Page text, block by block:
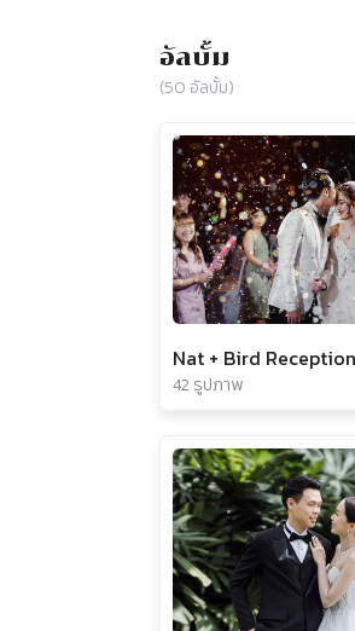
อัลบั้ม
(50 อัลบั้ม)
Nat + Bird
42 รูปภาพ